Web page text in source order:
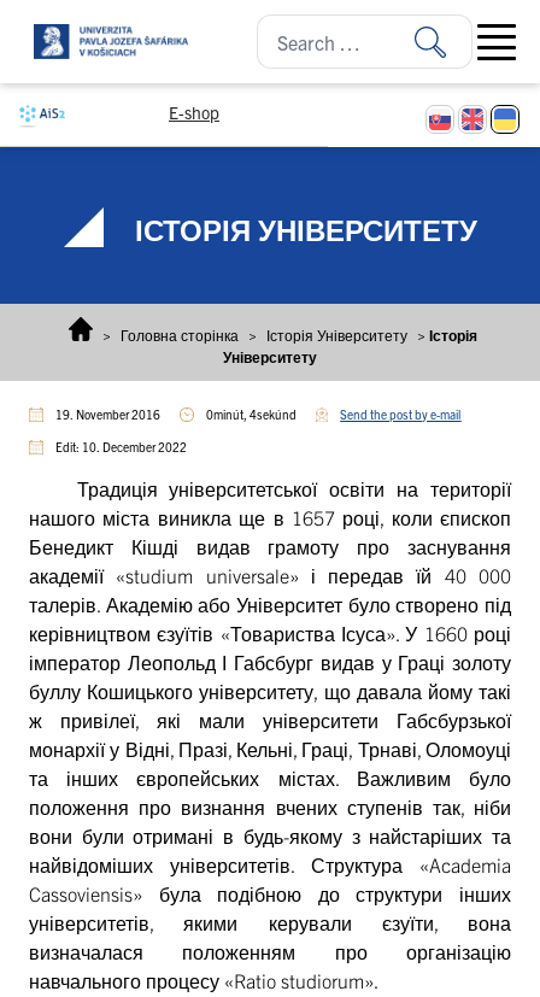
E-shop
Open
ІСТОРІЯ УНІВЕРСИТЕТУ
> Головна сторінка > Історія Університету > Історія
Університету
19. November 2016 0minút, 4sekúnd Send the post by e-mail
Edit: 10. December 2022
Традиція університетської освіти на території
нашого міста виникла ще в 1657 році, коли єпископ
Бенедикт Кішді видав грамоту про заснування
академії «studium universale» і передав їй 40 000
талерів. Академію або Університет було створено під
керівництвом єзуїтів «Товариства Ісуса». У 1660 році
імператор Леопольд І Габсбург видав у Граці золоту
буллу Кошицького університету, що давала йому такі
ж привілеї, які мали університети Габсбурзької
монархії у Відні, Празі, Кельні, Граці, Трнаві, Оломоуці
та інших європейських містах. Важливим було
положення про визнання вчених ступенів так, ніби
вони були отримані в будь-якому з найстаріших та
найвідоміших університетів. Структура «Academia
Cassoviensis» була подібною до структури інших
університетів, якими керували єзуїти, вона
визначалася положенням про організацію
навчального процесу «Ratio studiorum».